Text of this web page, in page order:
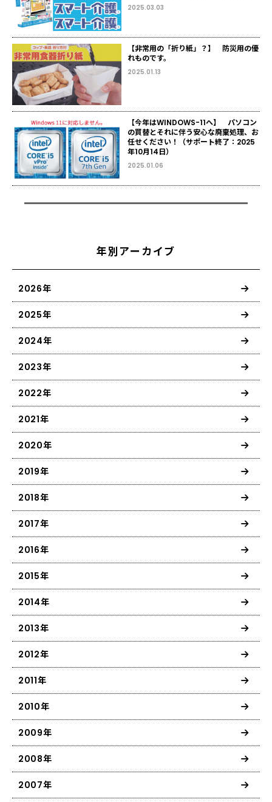
2025.03.03
【非常用の「折り紙」？】 防災用の優
れものです。
2025.01.13
【今年はWINDOWS-11へ】 パソコン
の買替とそれに伴う安心な廃棄処理、お
任せください！（サポート終了：2025
年10月14日）
2025.01.06
年別アーカイブ
2026年
2025年
2024年
2023年
2022年
2021年
2020年
2019年
2018年
2017年
2016年
2015年
2014年
2013年
2012年
2011年
2010年
2009年
2008年
2007年